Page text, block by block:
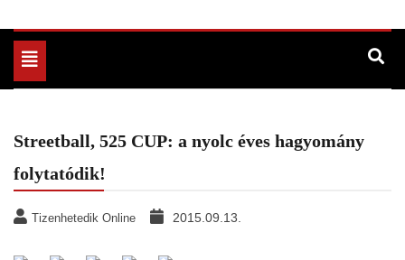
Toggle
navigation
Streetball, 525 CUP: a nyolc éves hagyomány
folytatódik!
Tizenhetedik Online 2015.09.13.